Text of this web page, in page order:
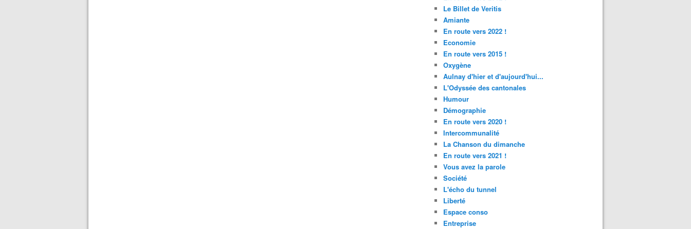
Le Billet de Veritis
Amiante
En route vers 2022 !
Economie
En route vers 2015 !
Oxygène
Aulnay d'hier et d'aujourd'hui...
L'Odyssée des cantonales
Humour
Démographie
En route vers 2020 !
Intercommunalité
La Chanson du dimanche
En route vers 2021 !
Vous avez la parole
Société
L'écho du tunnel
Liberté
Espace conso
Entreprise